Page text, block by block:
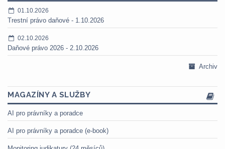
01.10.2026
Trestní právo daňové - 1.10.2026
02.10.2026
Daňové právo 2026 - 2.10.2026
Archiv
MAGAZÍNY A SLUŽBY
AI pro právníky a poradce
AI pro právníky a poradce (e-book)